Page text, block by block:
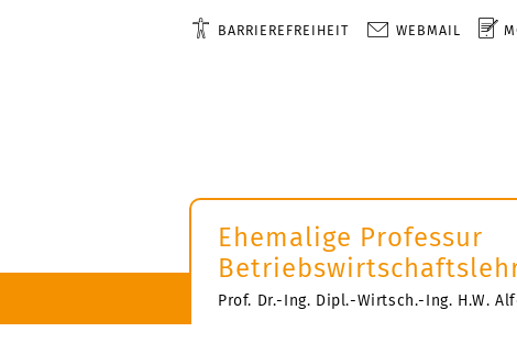
BARRIEREFREIHEIT WEBMAIL
Ehemalige Professur
Prof. Dr.-Ing. Dipl.-Wirtsch.-Ing. H.W.